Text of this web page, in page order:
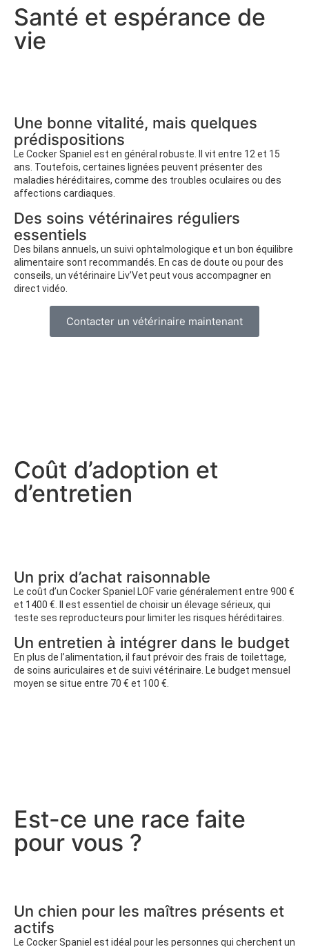
Santé et espérance de
vie
Une bonne vitalité, mais quelques
prédispositions
Le Cocker Spaniel est en général robuste. Il vit entre 12 et 15
ans. Toutefois, certaines lignées peuvent présenter des
maladies héréditaires, comme des troubles oculaires ou des
affections cardiaques.
Des soins vétérinaires réguliers
essentiels
Des bilans annuels, un suivi ophtalmologique et un bon équilibre
alimentaire sont recommandés. En cas de doute ou pour des
conseils, un vétérinaire Liv’Vet peut vous accompagner en
direct vidéo.
Contacter un vétérinaire maintenant
Coût d’adoption et
d’entretien
Un prix d’achat raisonnable
Le coût d’un Cocker Spaniel LOF varie généralement entre 900 €
et 1400 €. Il est essentiel de choisir un élevage sérieux, qui
teste ses reproducteurs pour limiter les risques héréditaires.
Un entretien à intégrer dans le budget
En plus de l’alimentation, il faut prévoir des frais de toilettage,
de soins auriculaires et de suivi vétérinaire. Le budget mensuel
moyen se situe entre 70 € et 100 €.
Est-ce une race faite
pour vous ?
Un chien pour les maîtres présents et
actifs
Le Cocker Spaniel est idéal pour les personnes qui cherchent un